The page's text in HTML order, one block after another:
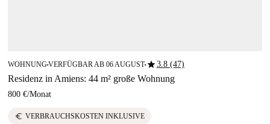
WOHNUNG■VERFÜGBAR AB 06 AUGUST■star3.8 (47)
Residenz in Amiens: 44 m² große Wohnung
800 €/Monat
euro VERBRAUCHSKOSTEN INKLUSIVE